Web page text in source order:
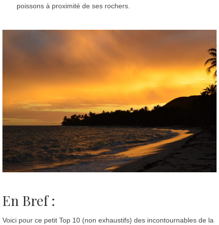
poissons à proximité de ses rochers.
En Bref :
Voici pour ce petit Top 10 (non exhaustifs) des incontournables de la